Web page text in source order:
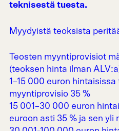
teknisestä tuesta.
Myydyistä teoksista
Teosten myyntiprovisiot
(teoksen hinta ilman
1–15 000 euron
myyntiprovisio 35 %
15 001–30 000 euron
euroon asti 35 % ja sen yli